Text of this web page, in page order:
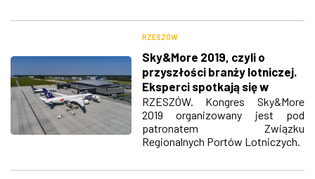
RZESZÓW
Sky&More 2019, czyli o
przyszłości branży lotniczej.
Eksperci spotkają się w
Rzeszowie 30 maja
RZESZÓW. Kongres Sky&More
2019 organizowany jest pod
patronatem Związku
Regionalnych Portów Lotniczych.